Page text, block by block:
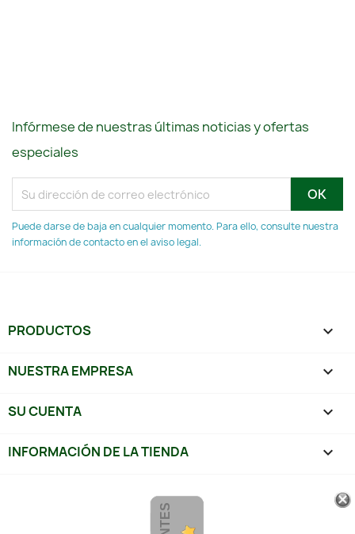
Infórmese de nuestras últimas noticias y ofertas
especiales
Puede darse de baja en cualquier momento. Para ello, consulte nuestra
información de contacto en el aviso legal.
PRODUCTOS 
NUESTRA EMPRESA 
SU CUENTA 
INFORMACIÓN DE LA TIENDA keyboard_arrow_down